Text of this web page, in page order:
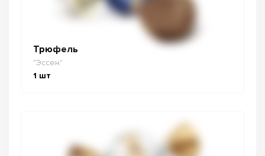
Трюфель
"Эссен"
1 шт